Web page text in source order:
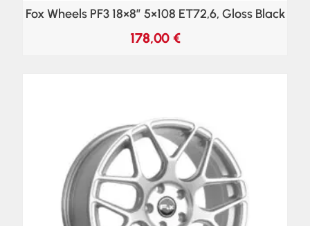
Fox Wheels PF3 18×8″ 5×108 ET72,6, Gloss Black
178,00 €